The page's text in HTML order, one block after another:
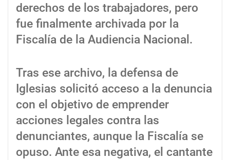
derechos de los trabajadores, pero
fue finalmente archivada por la
Fiscalía de la Audiencia Nacional.
Tras ese archivo, la defensa de
Iglesias solicitó acceso a la denuncia
con el objetivo de emprender
acciones legales contra las
denunciantes, aunque la Fiscalía se
opuso. Ante esa negativa, el cantante